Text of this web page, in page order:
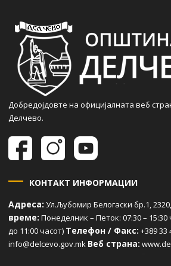
Добредојдовте на официјалната веб
Делчево.
КОНТАКТ ИНФОРМАЦИИ
Адреса: Ул.Љубомир Белогаски бр.1,
време: Понеделник – Петок: 07:30 – 15:30
до 11:00 часот) Телефон / Факс: +389 33
info@delcevo.gov.mk Веб страна: